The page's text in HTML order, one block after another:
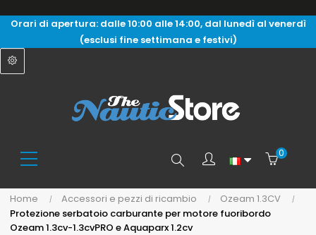
Orari di apertura: dalle 10:00 alle 14:00, dal lunedì al venerdì
(esclusi fine settimana e festivi)
Search
here...
0
Home Accessori e pezzi di ricambio
Ozeam 1.3CV
Protezione serbatoio carburante per motore fuoribordo
Ozeam 1.3cv-1.3cvPRO e Aquaparx 1.2cv